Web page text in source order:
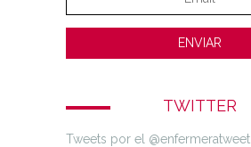
TWITTER
Tweets por el @enfermeratweet.